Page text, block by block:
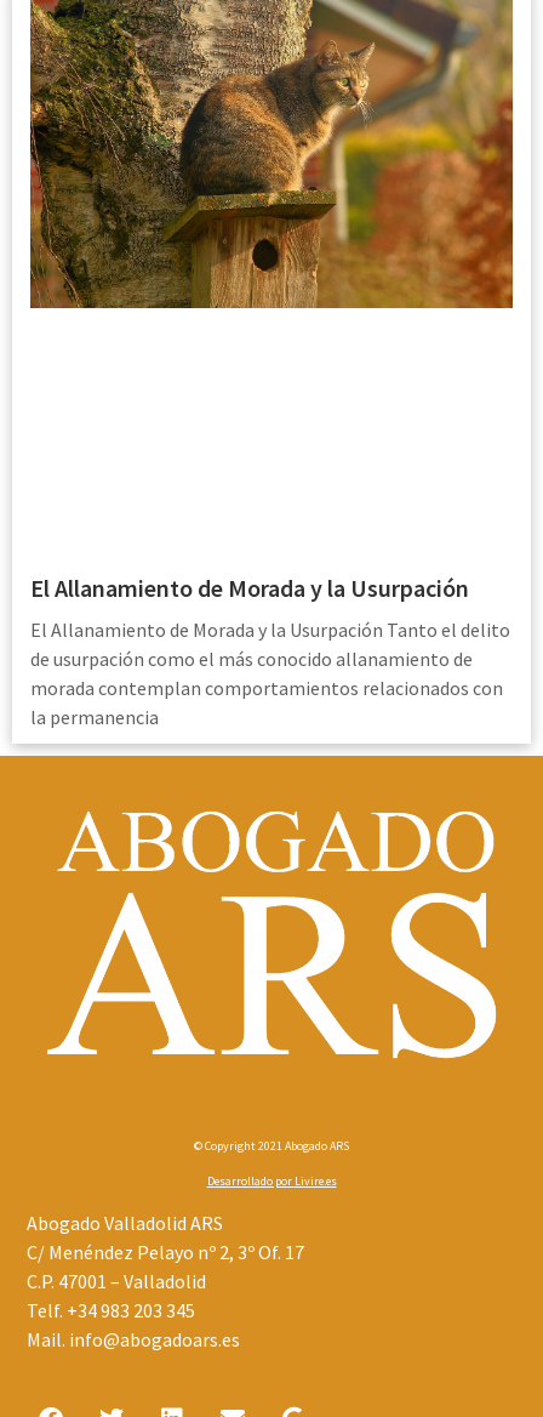
El Allanamiento de Morada y la Usurpación
El Allanamiento de Morada y la Usurpación Tanto el delito
de usurpación como el más conocido allanamiento de
morada contemplan comportamientos relacionados con
la permanencia
© Copyright 2021 Abogado ARS
Desarrollado por Livire.es
Abogado Valladolid ARS
C/ Menéndez Pelayo nº 2, 3º Of. 17
C.P. 47001 – Valladolid
Telf. +34 983 203 345
Mail. info@abogadoars.es